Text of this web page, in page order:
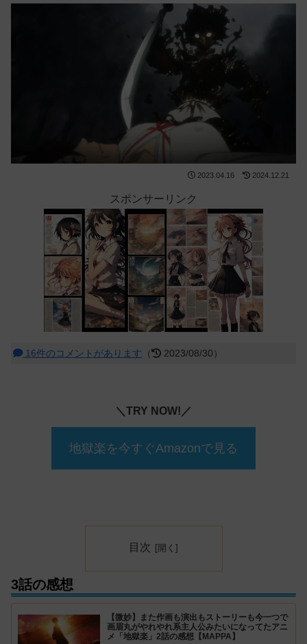
2023.04.16 2024.12.21
スポンサーリンク
16件のコメントがあります （ 2023/08/30）
＼TRY NOW!／
地獄楽を今すぐAmazonで見る
目次
3話の感想
【微妙】また作画も演出もストーリーも今一つで
画眉丸がやれやれ系主人公みたいになってたアニ
メ「地獄楽」2話の感想【MAPPA】